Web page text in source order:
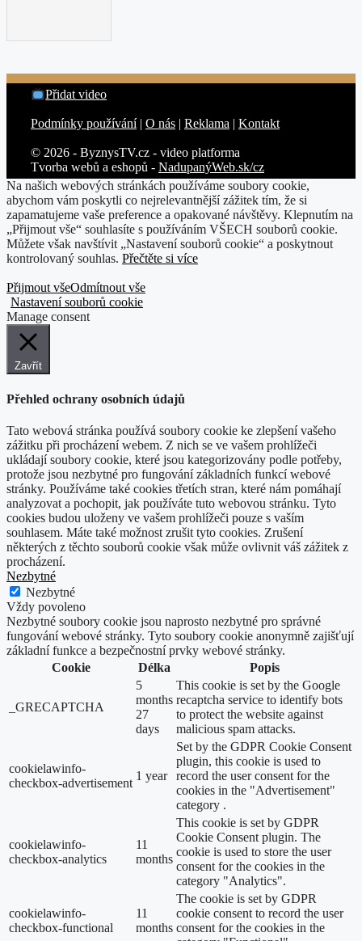
Přidat video
Podmínky používání| O nás | Reklama | Kontakt
© 2026 - ByznysTV.cz - video platforma
Tvorba webů a eshopů - NadupanýWeb.sk/cz
Na našich webových stránkách používáme soubory cookie,
abychom vám poskytli co nejrelevantnější zážitek tím, že si
zapamatujeme vaše preference a opakované návštěvy. Klepnutím na
„Přijmout vše“ souhlasíte s používáním VŠECH souborů cookie.
Můžete však navštívit „Nastavení souborů cookie“ a poskytnout
kontrolovaný souhlas. Přečtěte si více
Přijmout všeOdmítnout vše
Nastavení souborů cookie
Manage consent
Zavřít
Přehled ochrany osobních údajů
Tato webová stránka používá soubory cookie ke zlepšení vašeho
zážitku při procházení webem. Z nich se ve vašem prohlížeči
ukládají soubory cookie, které jsou kategorizovány podle potřeby,
protože jsou nezbytné pro fungování základních funkcí webové
stránky. Používáme také cookies třetích stran, které nám pomáhají
analyzovat a pochopit, jak používáte tuto webovou stránku. Tyto
cookies budou uloženy ve vašem prohlížeči pouze s vaším
souhlasem. Máte také možnost zrušit tyto cookies. Zrušení
některých z těchto souborů cookie však může ovlivnit váš zážitek z
procházení.
Nezbytné
Nezbytné
Vždy povoleno
Nezbytné soubory cookie jsou naprosto nezbytné pro správné
fungování webové stránky. Tyto soubory cookie anonymně zajišťují
základní funkce a bezpečnostní prvky webové stránky.
Cookie
Délka Popis
_GRECAPTCHA
5
months
27
days
This cookie is set by the Google
recaptcha service to identify bots
to protect the website against
malicious spam attacks.
cookielawinfo-
checkbox-advertisement
1 year
Set by the GDPR Cookie Consent
plugin, this cookie is used to
record the user consent for the
cookies in the "Advertisement"
category .
cookielawinfo-
checkbox-analytics
11
months
This cookie is set by GDPR
Cookie Consent plugin. The
cookie is used to store the user
consent for the cookies in the
category "Analytics".
cookielawinfo-
checkbox-functional
11
months
The cookie is set by GDPR
cookie consent to record the user
consent for the cookies in the